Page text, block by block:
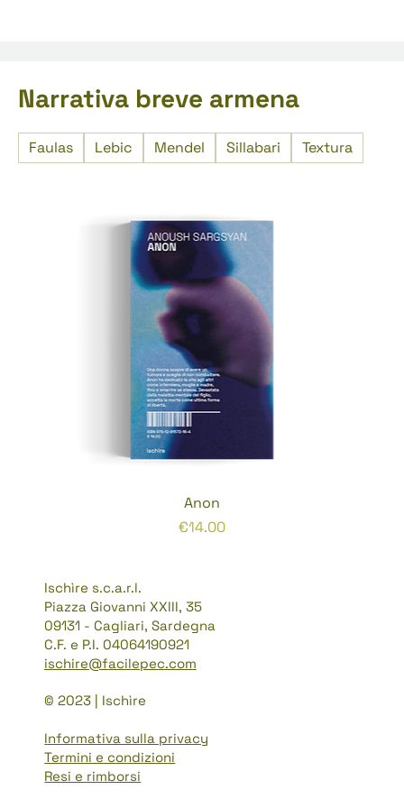
Narrativa breve armena
Faulas Lebic Mendel Sillabari Textura
Anon
Prezzo
€14.00
Ischìre s.c.a.r.l.
Piazza Giovanni XXIII, 35
09131 - Cagliari, Sardegna
C.F. e P.I. 04064190921
ischire@facilepec.com
© 2023 | Ischìre
Informativa sulla privacy
Termini e condizioni
Resi e rimborsi